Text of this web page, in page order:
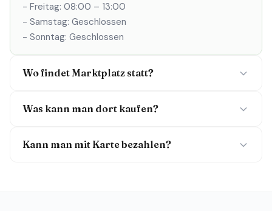
- Freitag: 08:00 – 13:00
- Samstag: Geschlossen
- Sonntag: Geschlossen
Wo findet Marktplatz statt?
Was kann man dort kaufen?
Kann man mit Karte bezahlen?